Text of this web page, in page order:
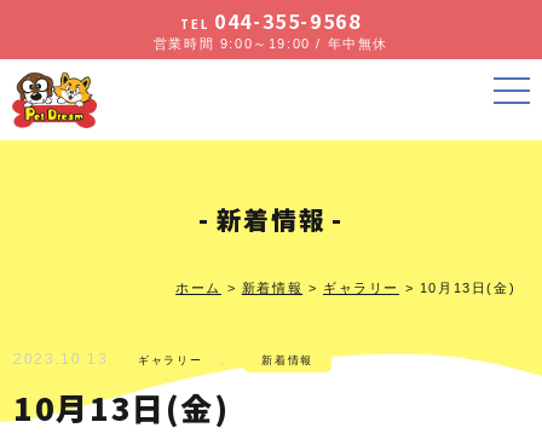
TEL 044-355-9568
営業時間 9:00～19:00 / 年中無休
新着情報
ホーム > 新着情報 > ギャラリー > 10月13日(金)
2023.10.13 ギャラリー 新着情報
10月13日(金)